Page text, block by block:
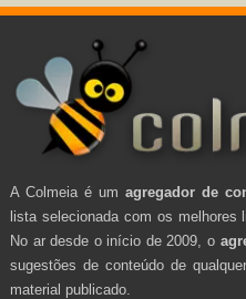
A Colmeia é um agregador de
lista selecionada com os melhores
No ar desde o início de 2009, o
sugestões de conteúdo de qualquer
material publicado.